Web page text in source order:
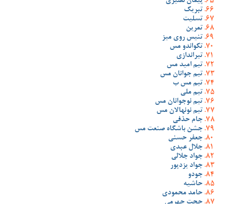
تبریک
تسلیت
تمرین
تنیس روی میز
تکواندو مس
تیراندازی
تیم امید مس
تیم جوانان مس
تیم مس ب
تیم ملی
تیم نوجوانان مس
تیم نونهالان مس
جام حذفی
جشن باشگاه صنعت مس
جعفر حسنی
جلال عبدی
جواد جلالی
جواد یزدپور
جودو
حاشیه
حامد محمودی